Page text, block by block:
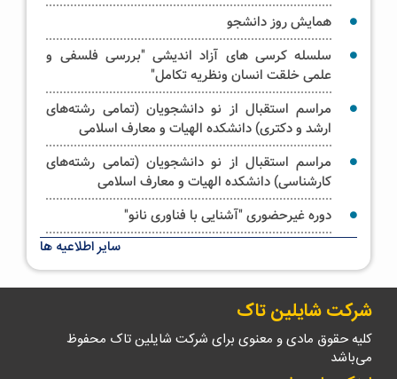
همایش روز دانشجو
سلسله کرسی های آزاد اندیشی "بررسی فلسفی و
علمی خلقت انسان ونظریه تکامل"
مراسم استقبال از نو دانشجویان (تمامی رشته‌های
ارشد و دکتری) دانشکده الهیات و معارف اسلامی
مراسم استقبال از نو دانشجویان (تمامی رشته‌های
کارشناسی) دانشکده الهیات و معارف اسلامی
دوره غیرحضوری "آشنایی با فناوری نانو"
آیین غبار روبی حرم حضرت فاطمه معصومه سلام الله
علیها _ویژه خواهران
سایر اطلاعیه ها
شرکت شایلین تاک
کلیه حقوق مادی و معنوی برای شرکت شایلین تاک محفوظ
می‌باشد